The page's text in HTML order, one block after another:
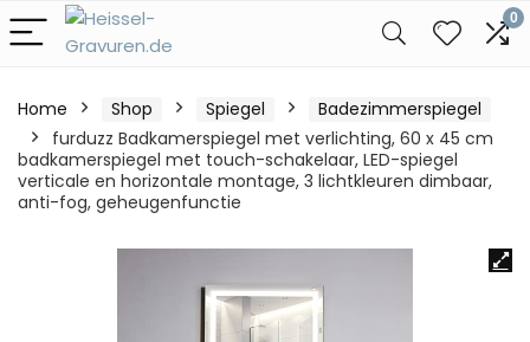
0
Home Shop Spiegel
Badezimmerspiegel
furduzz Badkamerspiegel met verlichting, 60 x 45 cm
badkamerspiegel met touch-schakelaar, LED-spiegel
verticale en horizontale montage, 3 lichtkleuren dimbaar,
anti-fog, geheugenfunctie